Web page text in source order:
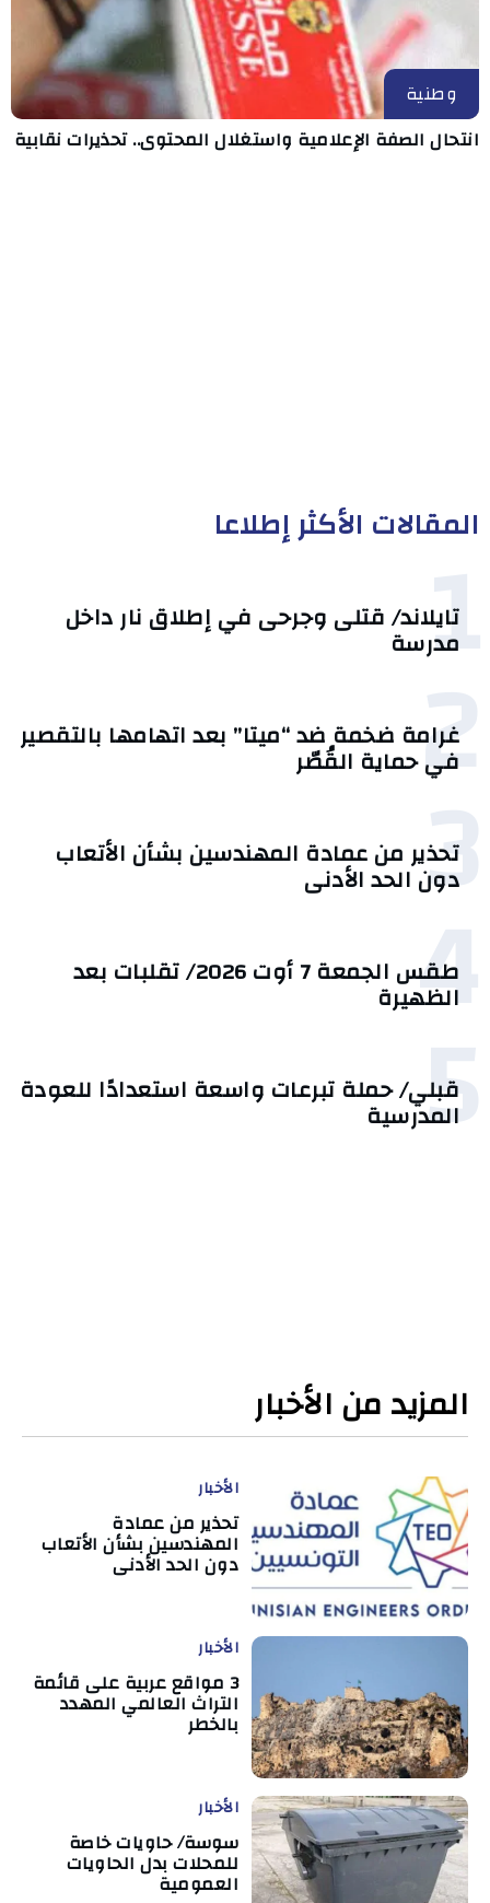
وطنية
انتحال الصفة الإعلامية واستغلال المحتوى.. تحذيرات نقابية
المقالات الأكثر إطلاعا
1
تايلاند/ قتلى وجرحى في إطلاق نار داخل
مدرسة
2
غرامة ضخمة ضد “ميتا” بعد اتهامها بالتقصير
في حماية القُصّر
3
تحذير من عمادة المهندسين بشأن الأتعاب
دون الحد الأدنى
4 طقس الجمعة 7 أوت 2026/ تقلبات بعد
الظهيرة
5
قبلي/ حملة تبرعات واسعة استعدادًا للعودة
المدرسية
المزيد من الأخبار
الأخبار
تحذير من عمادة
المهندسين بشأن الأتعاب
دون الحد الأدنى
الأخبار
3 مواقع عربية على قائمة
التراث العالمي المهدد
بالخطر
الأخبار
سوسة/ حاويات خاصة
للمحلات بدل الحاويات
العمومية